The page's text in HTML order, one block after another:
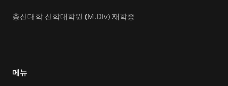
총신대학 신학대학원 (M.Div) 재학중
메뉴